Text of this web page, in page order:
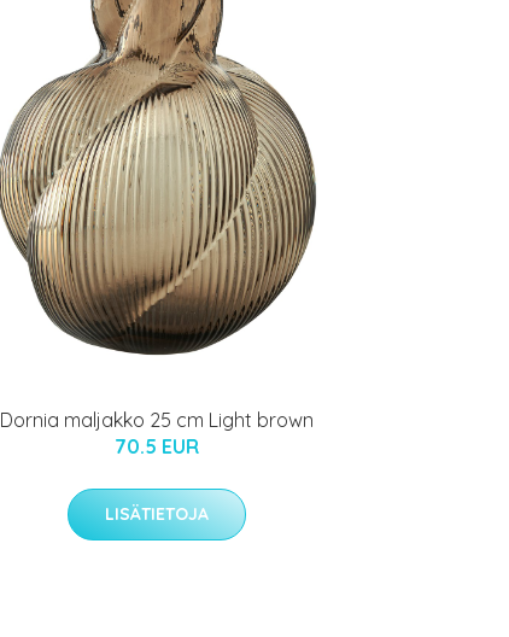
Dornia maljakko 25 cm Light brown
70.5 EUR
LISÄTIETOJA